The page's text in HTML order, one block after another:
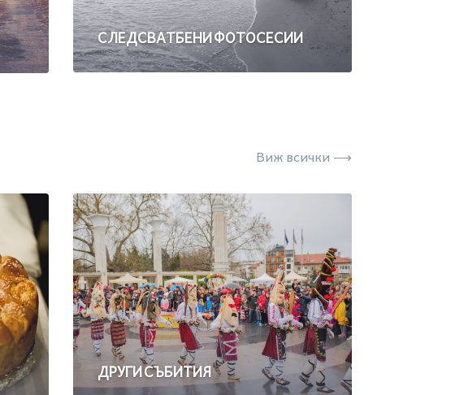
СЛЕДСВАТБЕНИ ФОТОСЕСИИ
Виж всички ⟶
ДРУГИ СЪБИТИЯ